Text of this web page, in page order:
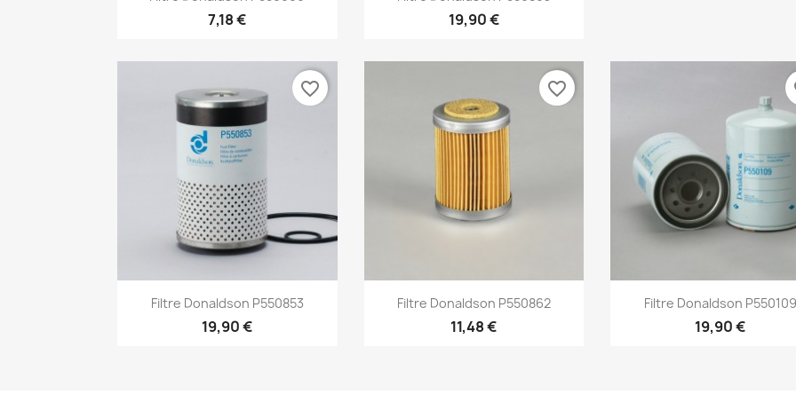
7,18 € 19,90 €
Aperçu rapide
Filtre Donaldson P550853
19,90 €
favorite_border
Aperçu rapide
Filtre Donaldson P550862
11,48 €
favorite_border
Aperçu rapide
Filtre Donaldson P550109
19,90 €